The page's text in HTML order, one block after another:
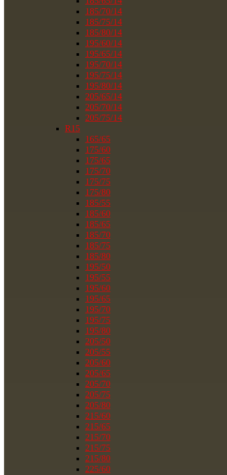
185/70/14
185/75/14
185/80/14
195/60/14
195/65/14
195/70/14
195/75/14
195/80/14
205/65/14
205/70/14
205/75/14
R15
165/65
175/60
175/65
175/70
175/75
175/80
185/55
185/60
185/65
185/70
185/75
185/80
195/50
195/55
195/60
195/65
195/70
195/75
195/80
205/50
205/55
205/60
205/65
205/70
205/75
205/80
215/60
215/65
215/70
215/75
215/80
225/60